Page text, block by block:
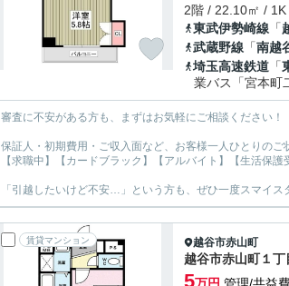
2階 / 22.10㎡ /
東武伊勢崎線 「
武蔵野線 「南越
埼玉高速鉄道 「
業バス「宮本町
審査に不安がある方も、まずはお気軽にご相談ください！
保証人・初期費用・ご収入面など、お客様一人ひとりのご
【求職中】【カードブラック】【アルバイト】【生活保
「引越したいけど不安…」という方も、ぜひ一度スマイス
賃貸マンション 越谷市赤山町
越谷市赤山町１
5